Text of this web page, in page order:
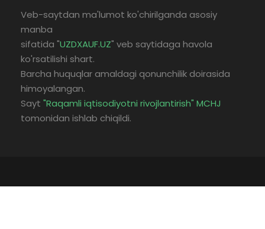
Veb-saytdan ma'lumot ko'chirilganda asosiy
manba
sifatida "UZDXAUF.UZ" veb saytidaga havola
ko'rsatilishi shart.
Barcha huquqlar amaldagi qonunchilik doirasida
himoyalangan.
Sayt "Raqamli iqtisodiyotni rivojlantirish" MCHJ
tomonidan ishlab chiqildi.